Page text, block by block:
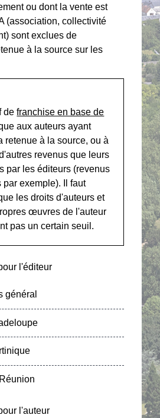
ou dont la vente est
(association, collectivité
sont exclues de
à la source sur les
defranchise en base de
aux auteurs ayant
retenue à la source, ou à
revenus que leurs
par les éditeurs (revenus
par exemple). Il faut
les droits d'auteurs et
œuvres de l'auteur
pas un certain seuil.
l'éditeur
général
l'auteur